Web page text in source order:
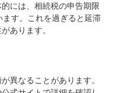
には、相続税の申告期限
す。これを過ぎると延滞
あります。
異なることがあります。